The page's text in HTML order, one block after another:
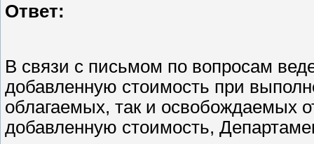
Ответ:
В связи с письмом по вопросам
добавленную стоимость при
облагаемых, так и освобождаемых
добавленную стоимость,